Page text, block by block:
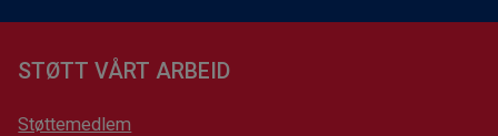
STØTT VÅRT ARBEID
Støttemedlem